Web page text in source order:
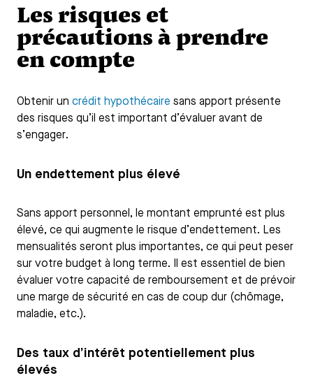
Les risques et
précautions à prendre
en compte
Obtenir un crédit hypothécaire sans apport présente
des risques qu’il est important d’évaluer avant de
s’engager.
Un endettement plus élevé
Sans apport personnel, le montant emprunté est plus
élevé, ce qui augmente le risque d’endettement. Les
mensualités seront plus importantes, ce qui peut peser
sur votre budget à long terme. Il est essentiel de bien
évaluer votre capacité de remboursement et de prévoir
une marge de sécurité en cas de coup dur (chômage,
maladie, etc.).
Des taux d’intérêt potentiellement plus
élevés